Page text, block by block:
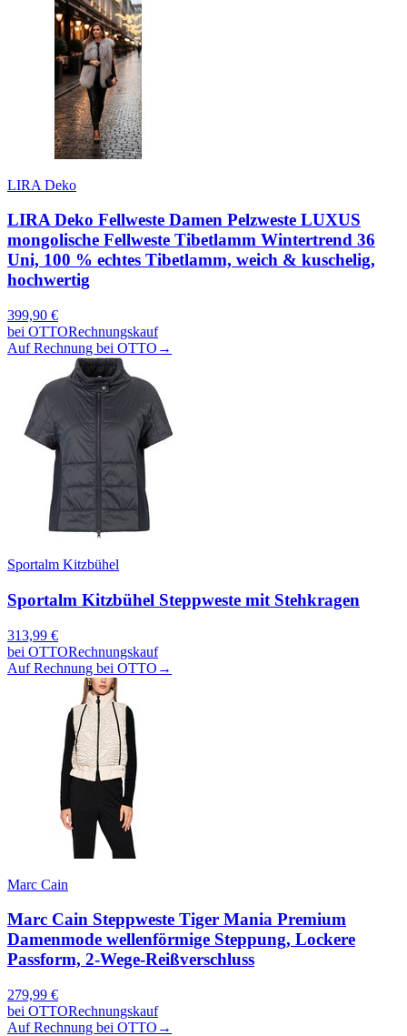
LIRA Deko
LIRA Deko Fellweste Damen Pelzweste LUXUS
mongolische Fellweste Tibetlamm Wintertrend 36
Uni, 100 % echtes Tibetlamm, weich & kuschelig,
hochwertig
399,90 €
bei OTTORechnungskauf
Auf Rechnung bei OTTO →
Sportalm Kitzbühel
Sportalm Kitzbühel Steppweste mit Stehkragen
313,99 €
bei OTTORechnungskauf
Auf Rechnung bei OTTO →
Marc Cain
Marc Cain Steppweste Tiger Mania Premium
Damenmode wellenförmige Steppung, Lockere
Passform, 2-Wege-Reißverschluss
279,99 €
bei OTTORechnungskauf
Auf Rechnung bei OTTO →